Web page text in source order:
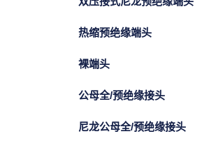
热缩预绝缘端头
裸端头
公母全/预绝缘接头
尼龙公母全/预绝缘接头